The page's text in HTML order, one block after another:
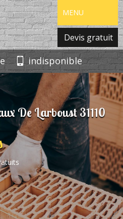
MENU
Devis gratuit
indisponible
De Larboust 31110